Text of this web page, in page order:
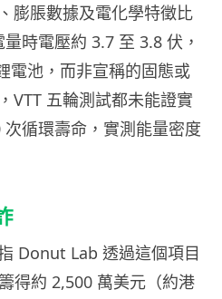
膨脹數據及電化學特徵比
時電壓約 3.7 至 3.8 伏，
電池，而非宣稱的固態或
VTT 五輪測試都未能證實
循環壽命，實測能量密度
Donut Lab 透過這個項目
得約 2,500 萬美元（約港